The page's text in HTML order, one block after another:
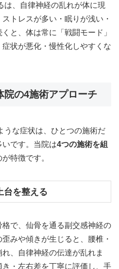
は、自律神経の乱れが体に現
トレスが多い・眠りが浅い・
と、体は常に「戦闘モード」
状が悪化・慢性化しやすくな
院の4施術アプローチ
うな症状は、ひとつの施術だ
です。当院は4つの施術を組
が特徴です。
を整える
で、仙骨を通る副交感神経の
みや傾きが生じると、腰椎・
、自律神経の伝達が乱れま
・左右差を丁寧に評価し、手